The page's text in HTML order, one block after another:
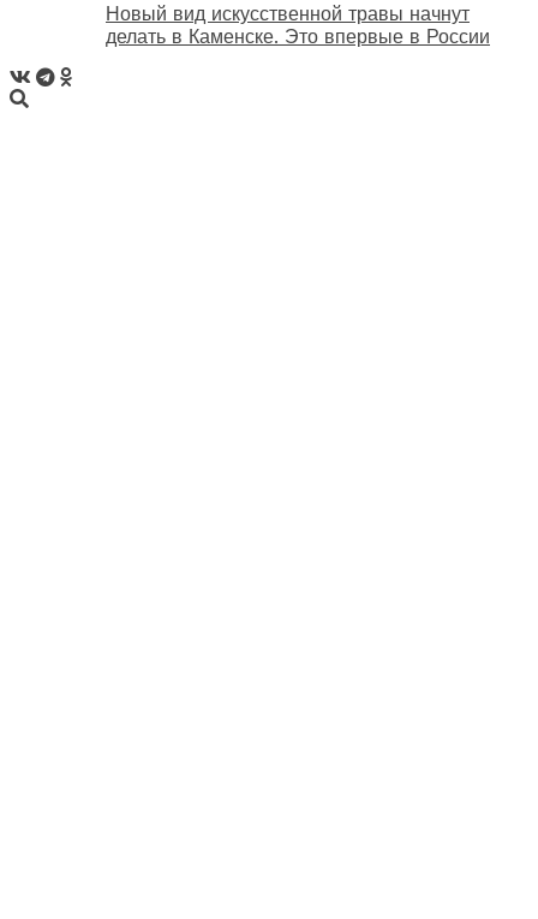
Новый вид искусственной травы начнут
делать в Каменске. Это впервые в России